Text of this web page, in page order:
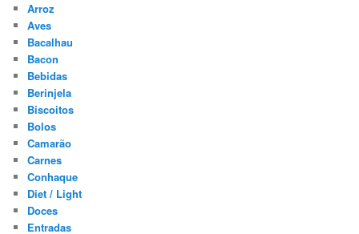
Arroz
Aves
Bacalhau
Bacon
Bebidas
Berinjela
Biscoitos
Bolos
Camarão
Carnes
Conhaque
Diet / Light
Doces
Entradas